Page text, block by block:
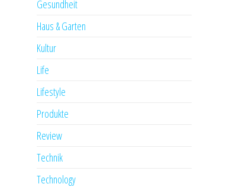
Gesundheit
Haus & Garten
Kultur
Life
Lifestyle
Produkte
Review
Technik
Technology